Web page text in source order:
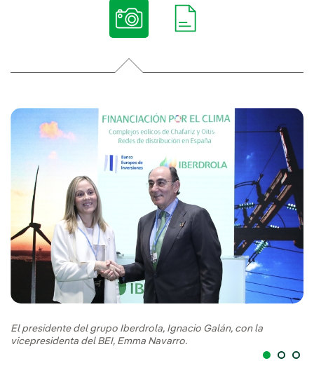
El presidente del grupo Iberdrola, Ignacio Galán, con la
vicepresidenta del BEI, Emma Navarro.